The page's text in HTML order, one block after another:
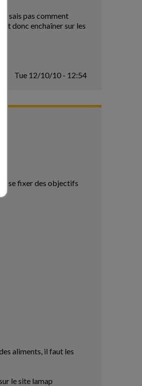
sais pas comment
donc enchaîner sur les
Tue 12/10/10 - 12:54
se fixer des objectifs
aliments, il faut les
le site lamap